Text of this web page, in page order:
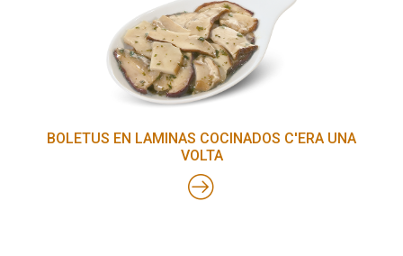
BOLETUS EN LAMINAS COCINADOS C'ERA UNA
VOLTA